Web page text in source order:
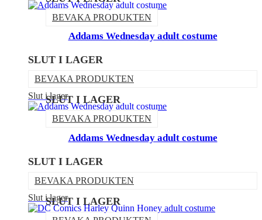
BEVAKA PRODUKTEN
Addams Wednesday adult costume
SLUT I LAGER
BEVAKA PRODUKTEN
Slut i lager
SLUT I LAGER
BEVAKA PRODUKTEN
Addams Wednesday adult costume
SLUT I LAGER
BEVAKA PRODUKTEN
Slut i lager
SLUT I LAGER